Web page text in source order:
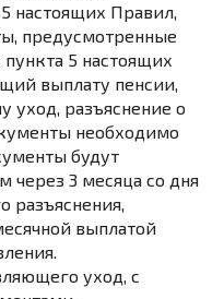
настоящих Правил,
предусмотренные
пункта 5 настоящих
выплату пенсии,
уход, разъяснение о
необходимо
будут
через 3 месяца со дня
разъяснения,
выплатой
уход, с